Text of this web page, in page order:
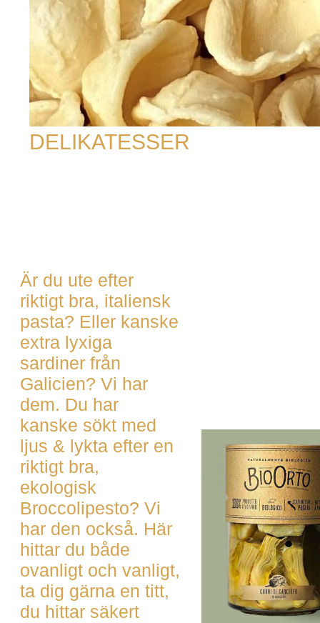
DELIKATESSER
Är du ute efter
riktigt bra, italiensk
pasta? Eller kanske
extra lyxiga
sardiner från
Galicien? Vi har
dem. Du har
kanske sökt med
ljus & lykta efter en
riktigt bra,
ekologisk
Broccolipesto? Vi
har den också. Här
hittar du både
ovanligt och vanligt,
ta dig gärna en titt,
du hittar säkert